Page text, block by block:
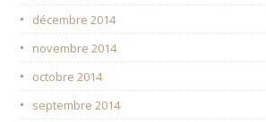
décembre 2014
novembre 2014
octobre 2014
septembre 2014